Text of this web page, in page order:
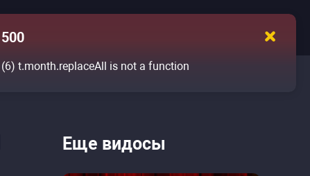
Еще видосы
500
(6) t.month.replaceAll is not a function